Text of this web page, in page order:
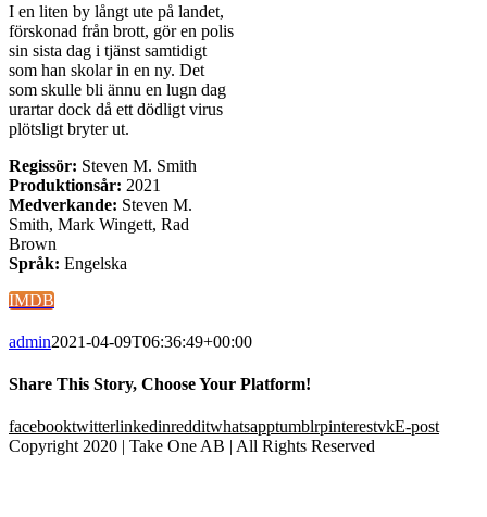
I en liten by långt ute på landet,
förskonad från brott, gör en polis
sin sista dag i tjänst samtidigt
som han skolar in en ny. Det
som skulle bli ännu en lugn dag
urartar dock då ett dödligt virus
plötsligt bryter ut.
Regissör: Steven M. Smith
Produktionsår: 2021
Medverkande: Steven M.
Smith, Mark Wingett, Rad
Brown
Språk: Engelska
IMDB
admin2021-04-09T06:36:49+00:00
Share This Story, Choose Your Platform!
facebooktwitterlinkedinredditwhatsapptumblrpinterestvkE-post
Copyright 2020 | Take One AB | All Rights Reserved